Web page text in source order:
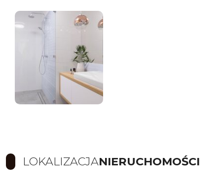
LOKALIZACJANIERUCHOMOŚCI